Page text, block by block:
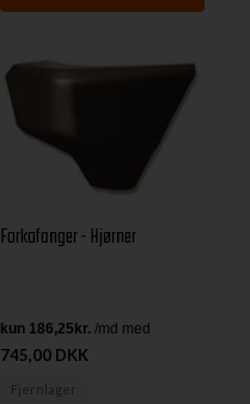
Forkofanger - Hjørner
745,00 DKK
Fjernlager